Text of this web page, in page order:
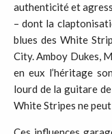
authenticité et
– dont la
blues des White
City. Amboy Dukes,
en eux l’héritage
lourd de la guitare
White Stripes ne